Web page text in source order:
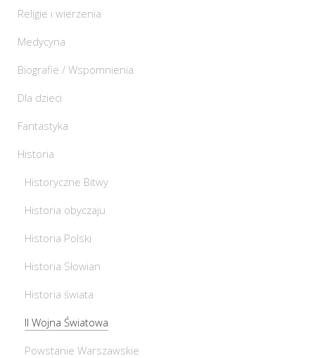
Religie i wierzenia
Medycyna
Biografie / Wspomnienia
Dla dzieci
Fantastyka
Historia
Historyczne Bitwy
Historia obyczaju
Historia Polski
Historia Słowian
Historia świata
II Wojna Światowa
Powstanie Warszawskie